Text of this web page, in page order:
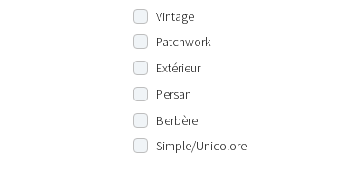
Vintage
Patchwork
Extérieur
Persan
Berbère
Simple/Unicolore